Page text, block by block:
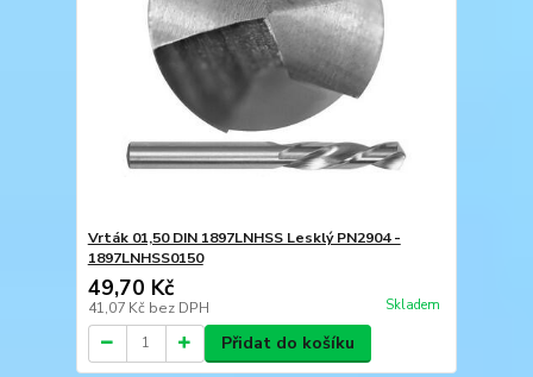
Vrták 01,50 DIN 1897LNHSS Lesklý PN2904 -
1897LNHSS0150
49,70 Kč
41,07 Kč bez DPH Skladem
Přidat do košíku